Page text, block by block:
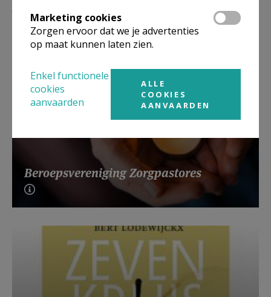
Beroepsvereniging Zorgpastores
Marketing cookies
Zorgen ervoor dat we je advertenties
op maat kunnen laten zien.
Enkel functionele
cookies
aanvaarden
ALLE
COOKIES
AANVAARDEN